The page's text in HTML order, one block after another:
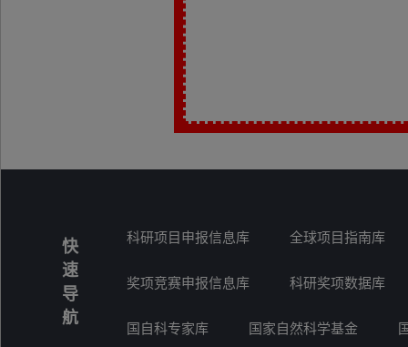
快
速
导
航
科研项目申报信息库 全球项目指南库
奖项竞赛申报信息库 科研奖项数据库
国自科专家库 国家自然科学基金